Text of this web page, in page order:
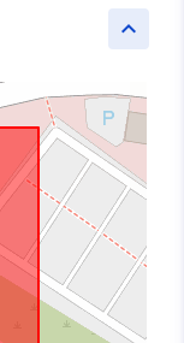
keyboard_arrow_up